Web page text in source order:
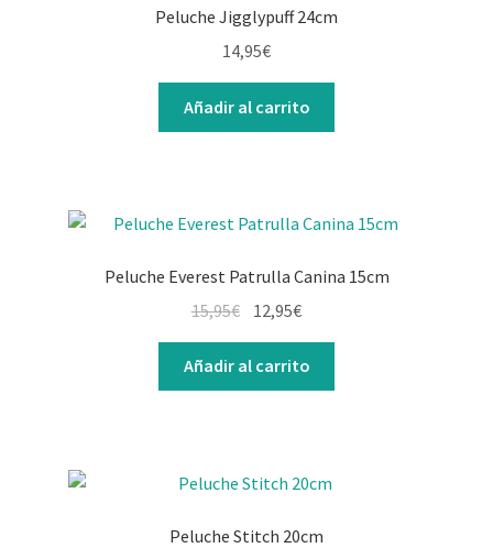
Peluche Jigglypuff 24cm
14,95€
Añadir al carrito
Peluche Everest Patrulla Canina 15cm
15,95€ 12,95€
Añadir al carrito
Peluche Stitch 20cm